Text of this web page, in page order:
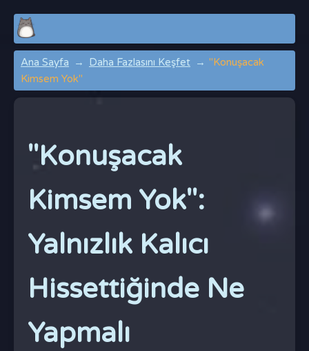
Ana Sayfa Daha Fazlasını Keşfet
"Konuşacak
Kimsem Yok"
"Konuşacak
Kimsem Yok":
Yalnızlık Kalıcı
Hissettiğinde Ne
Yapmalı